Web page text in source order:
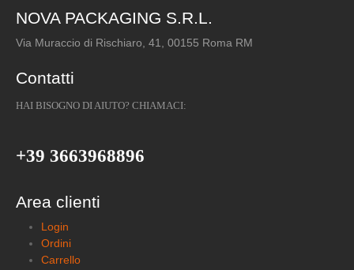
NOVA PACKAGING S.R.L.
Via Muraccio di Rischiaro, 41, 00155 Roma RM
Contatti
HAI BISOGNO DI AIUTO? CHIAMACI:
+39 3663968896
Area clienti
Login
Ordini
Carrello